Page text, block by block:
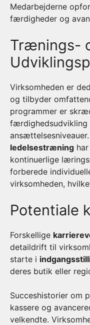
Medarbejderne
færdigheder og
Trænings-
Virksomheden er
og tilbyder
programmer er
ledelsestræning
kontinuerlige
forberede
virksomheden,
Potentiale
Forskellige
detaildrift til
starte i
deres butik eller
Succeshistorier om
kassere og
velkendte.